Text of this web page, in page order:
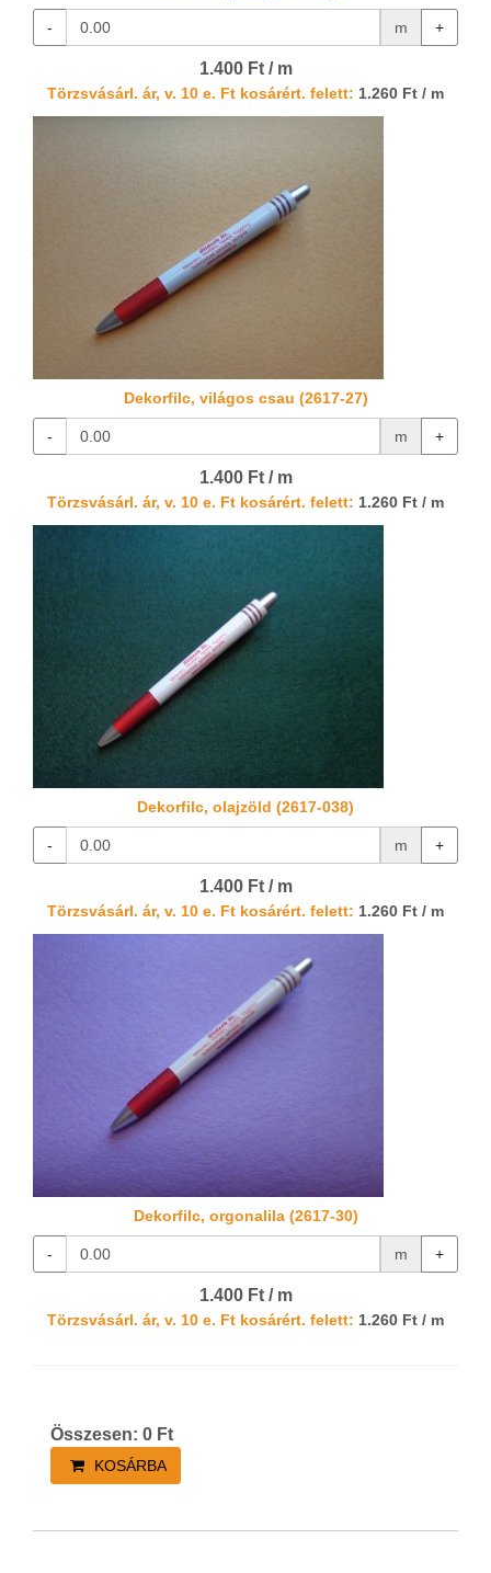
- m +
1.400 Ft / m
Törzsvásárl. ár, v. 10 e. Ft kosárért. felett: 1.260 Ft / m
Dekorfilc, világos csau (2617-27)
- m +
1.400 Ft / m
Törzsvásárl. ár, v. 10 e. Ft kosárért. felett: 1.260 Ft / m
Dekorfilc, olajzöld (2617-038)
- m +
1.400 Ft / m
Törzsvásárl. ár, v. 10 e. Ft kosárért. felett: 1.260 Ft / m
Dekorfilc, orgonalila (2617-30)
- m +
1.400 Ft / m
Törzsvásárl. ár, v. 10 e. Ft kosárért. felett: 1.260 Ft / m
Összesen: 0 Ft
KOSÁRBA